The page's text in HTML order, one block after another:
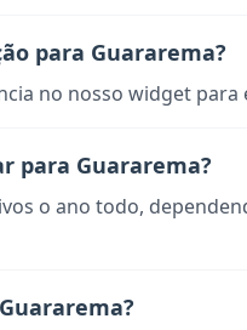
para Guararema?
no nosso widget
para Guararema?
o ano todo,